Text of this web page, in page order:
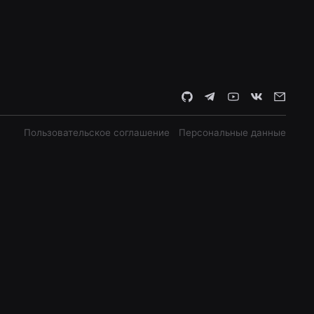
Пользовательское соглашение Персональные данные